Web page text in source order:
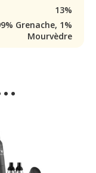
13%
Grenache, 1%
Mourvèdre
• •